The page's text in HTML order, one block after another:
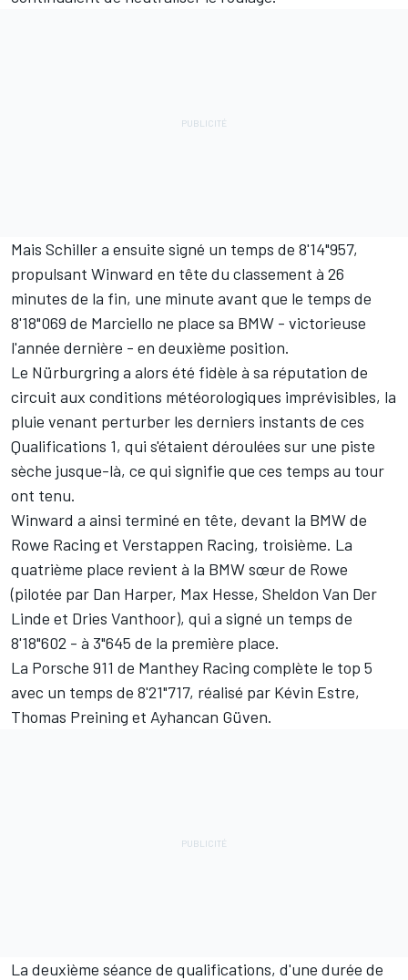
Mais Schiller a ensuite signé un temps de 8'14"957,
propulsant Winward en tête du classement à 26
minutes de la fin, une minute avant que le temps de
8'18"069 de Marciello ne place sa BMW - victorieuse
l'année dernière - en deuxième position.
Le Nürburgring a alors été fidèle à sa réputation de
circuit aux conditions météorologiques imprévisibles, la
pluie venant perturber les derniers instants de ces
Qualifications 1, qui s'étaient déroulées sur une piste
sèche jusque-là, ce qui signifie que ces temps au tour
ont tenu.
Winward a ainsi terminé en tête, devant la BMW de
Rowe Racing et Verstappen Racing, troisième. La
quatrième place revient à la BMW sœur de Rowe
(pilotée par Dan Harper, Max Hesse, Sheldon Van Der
Linde et Dries Vanthoor), qui a signé un temps de
8'18"602 - à 3"645 de la première place.
La Porsche 911 de Manthey Racing complète le top 5
avec un temps de 8'21"717, réalisé par Kévin Estre,
Thomas Preining et Ayhancan Güven.
La deuxième séance de qualifications, d'une durée de